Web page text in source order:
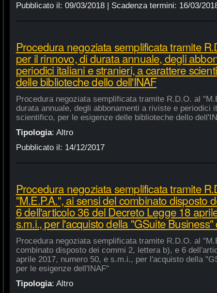
Pubblicato il: 09/03/2018| Scadenza termini: 16/03/
Procedura negoziata semplificata tramite
per il rinnovo, di durata annuale, degli
periodici italiani e stranieri, a carattere
delle biblioteche dello dell'INAF
Procedura negoziata semplificata tramite R.D.O. al
durata annuale, degli abbonamenti a riviste e periodici
scientifico, per le esigenze delle biblioteche dello
Tipologia: Altro
Pubblicato il: 14/12/2017
Procedura negoziata semplificata tramite
"M.E.P.A.", ai sensi del combinato disposto
6 dell'articolo 36 del Decreto Legge 18
s.m.i., per l'acquisto della "GSuite
Procedura negoziata semplificata tramite R.D.O. al
combinato disposto dei commi 2, lettera b), e 6
aprile 2017, numero 50, e s.m.i., per l'acquisto della
per le esigenze dell'INAF"
Tipologia: Altro